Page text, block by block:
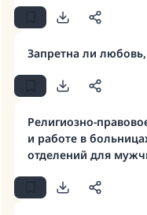
Запретна ли
Религиозно-
и работе в
отделений для
Ответ №
«Указавшему
же награда